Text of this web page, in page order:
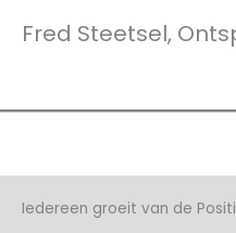
Fred Steetsel,
Iedereen groeit van de